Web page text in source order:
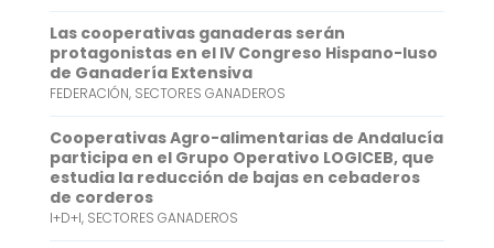
Las cooperativas ganaderas serán
protagonistas en el IV Congreso Hispano-luso
de Ganadería Extensiva
FEDERACIÓN, SECTORES GANADEROS
Cooperativas Agro-alimentarias de Andalucía
participa en el Grupo Operativo LOGICEB, que
estudia la reducción de bajas en cebaderos
de corderos
I+D+I, SECTORES GANADEROS